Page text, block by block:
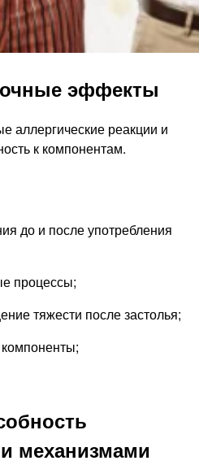
эффекты
аллергические реакции и
к компонентам.
до и после употребления
процессы;
тяжести после застолья;
механизмами